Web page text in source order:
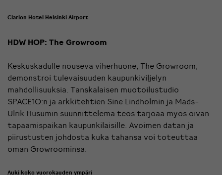
Clarion Hotel Helsinki Airport
HDW HOP: The Growroom
Keskuskadulle nouseva viherhuone, The Growroom,
demonstroi tulevaisuuden kaupunkiviljelyn
mahdollisuuksia. Tanskalaisen muotoilustudio
SPACE10:n ja arkkitehtien Sine Lindholmin ja Mads-
Ulrik Husumin suunnittelema teos tarjoaa myös oivan
tapaamispaikan kaupunkilaisille. Avoimen datan ja
piirustusten johdosta kuka tahansa voi toteuttaa
oman Growroominsa.
Auki koko vuorokauden ympäri